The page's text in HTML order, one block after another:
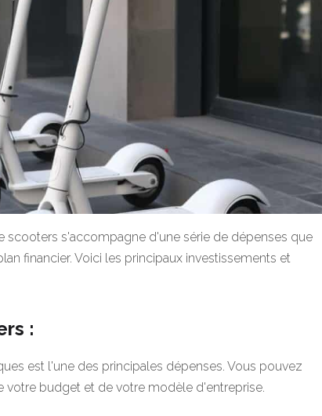
scooters s'accompagne d'une série de dépenses que
financier. Voici les principaux investissements et
:
est l'une des principales dépenses. Vous pouvez
budget et de votre modèle d'entreprise.